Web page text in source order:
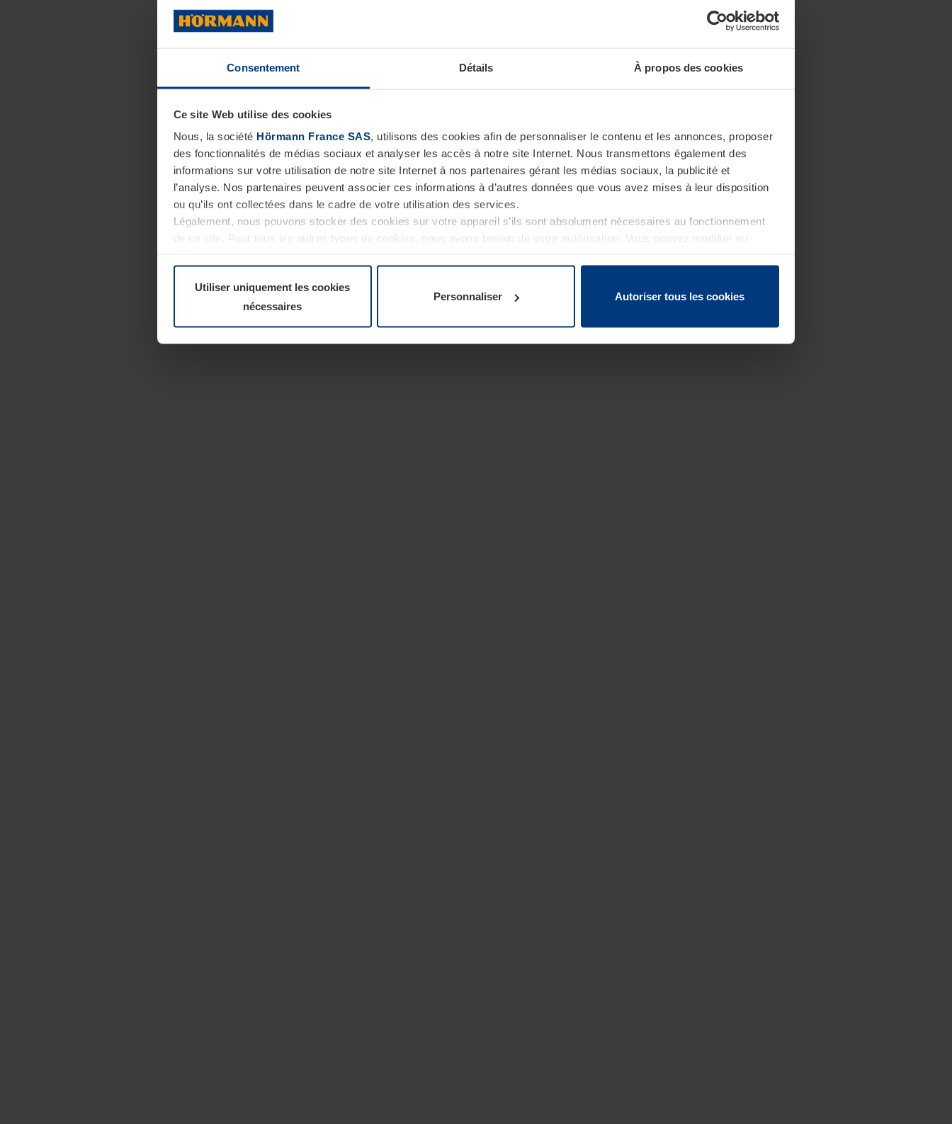
Consentement Détails À propos des cookies
Ce site Web utilise des cookies
Nous, la société Hörmann France SAS, utilisons des cookies afin de personnaliser le contenu et les annonces, proposer
des fonctionnalités de médias sociaux et analyser les accès à notre site Internet. Nous transmettons également des
informations sur votre utilisation de notre site Internet à nos partenaires gérant les médias sociaux, la publicité et
l’analyse. Nos partenaires peuvent associer ces informations à d’autres données que vous avez mises à leur disposition
ou qu’ils ont collectées dans le cadre de votre utilisation des services.
Légalement, nous pouvons stocker des cookies sur votre appareil s’ils sont absolument nécessaires au fonctionnement
de ce site. Pour tous les autres types de cookies, nous avons besoin de votre autorisation. Vous pouvez modifier ou
Utiliser uniquement les cookies
nécessaires
Personnaliser Autoriser tous les cookies